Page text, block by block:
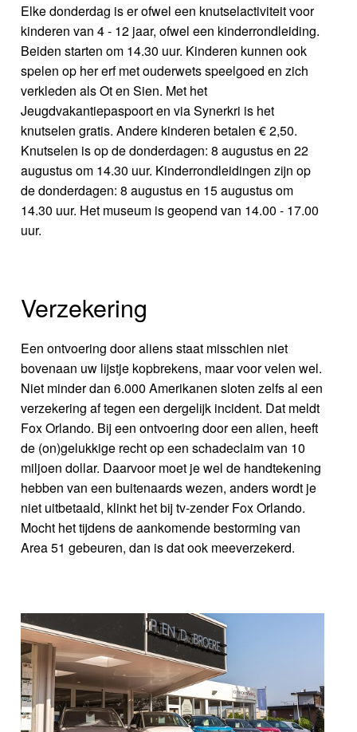
Elke donderdag is er ofwel een knutselactiviteit voor
kinderen van 4 - 12 jaar, ofwel een kinderrondleiding.
Beiden starten om 14.30 uur. Kinderen kunnen ook
spelen op her erf met ouderwets speelgoed en zich
verkleden als Ot en Sien. Met het
Jeugdvakantiepaspoort en via Synerkri is het
knutselen gratis. Andere kinderen betalen € 2,50.
Knutselen is op de donderdagen: 8 augustus en 22
augustus om 14.30 uur. Kinderrondleidingen zijn op
de donderdagen: 8 augustus en 15 augustus om
14.30 uur. Het museum is geopend van 14.00 - 17.00
uur.
Verzekering
Een ontvoering door aliens staat misschien niet
bovenaan uw lijstje kopbrekens, maar voor velen wel.
Niet minder dan 6.000 Amerikanen sloten zelfs al een
verzekering af tegen een dergelijk incident. Dat meldt
Fox Orlando. Bij een ontvoering door een alien, heeft
de (on)gelukkige recht op een schadeclaim van 10
miljoen dollar. Daarvoor moet je wel de handtekening
hebben van een buitenaards wezen, anders wordt je
niet uitbetaald, klinkt het bij tv-zender Fox Orlando.
Mocht het tijdens de aankomende bestorming van
Area 51 gebeuren, dan is dat ook meeverzekerd.